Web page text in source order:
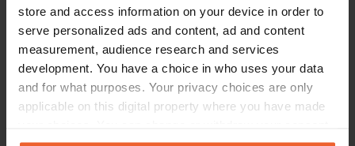
store and access information on your device in order to
serve personalized ads and content, ad and content
measurement, audience research and services
development. You have a choice in who uses your data
and for what purposes. Your privacy choices are only
applicable on this digital property where you have made
Contact
Emplacement
Rue du Maine
Copie